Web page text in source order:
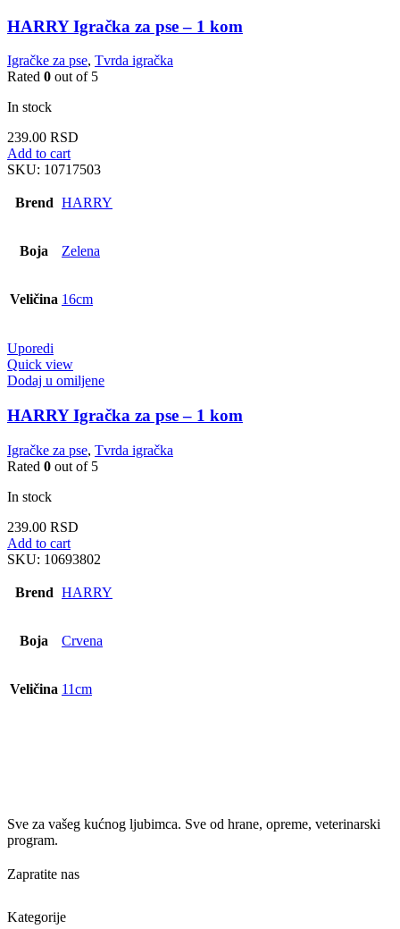
HARRY Igračka za pse – 1 kom
Igračke za pse, Tvrda igračka
Rated 0 out of 5
In stock
239.00 RSD
Add to cart
SKU: 10717503
Brend HARRY
Boja Zelena
Veličina 16cm
Uporedi
Quick view
Dodaj u omiljene
HARRY Igračka za pse – 1 kom
Igračke za pse, Tvrda igračka
Rated 0 out of 5
In stock
239.00 RSD
Add to cart
SKU: 10693802
Brend HARRY
Boja Crvena
Veličina 11cm
Sve za vašeg kućnog ljubimca. Sve od hrane, opreme, veterinarski
program.
Zapratite nas
Kategorije